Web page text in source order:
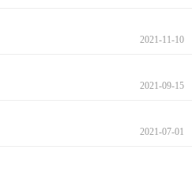
2021-11-10
2021-09-15
2021-07-01